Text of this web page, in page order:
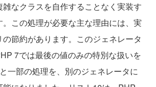
なクラスを自作することなく実装す
。この処理が必要な主な理由には、実
節約があります。このジェネレータ
7では最後の値のみの特別な扱いを
一部の処理を、別のジェネレータに